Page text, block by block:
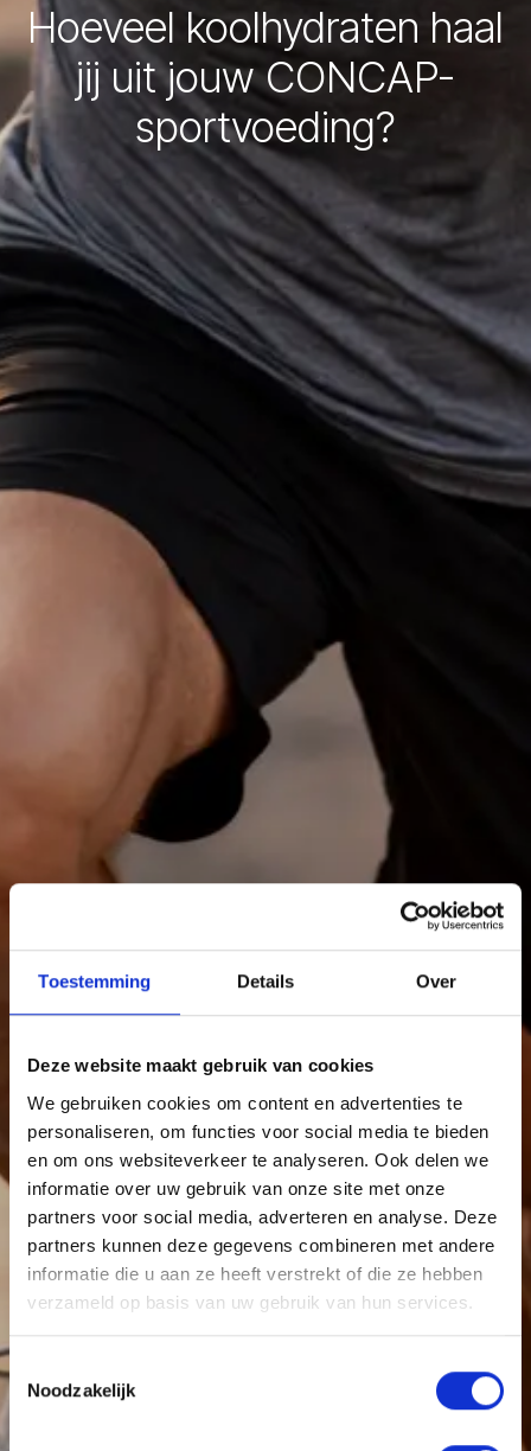
Toestemming Details Over
Deze website maakt gebruik van cookies
We gebruiken cookies om content en advertenties te
personaliseren, om functies voor social media te bieden
en om ons websiteverkeer te analyseren. Ook delen we
informatie over uw gebruik van onze site met onze
partners voor social media, adverteren en analyse. Deze
partners kunnen deze gegevens combineren met andere
informatie die u aan ze heeft verstrekt of die ze hebben
verzameld op basis van uw gebruik van hun services.
Toestemmingsselectie
Noodzakelijk
Hoeveel koolhydraten haal
jij uit jouw CONCAP-
sportvoeding?